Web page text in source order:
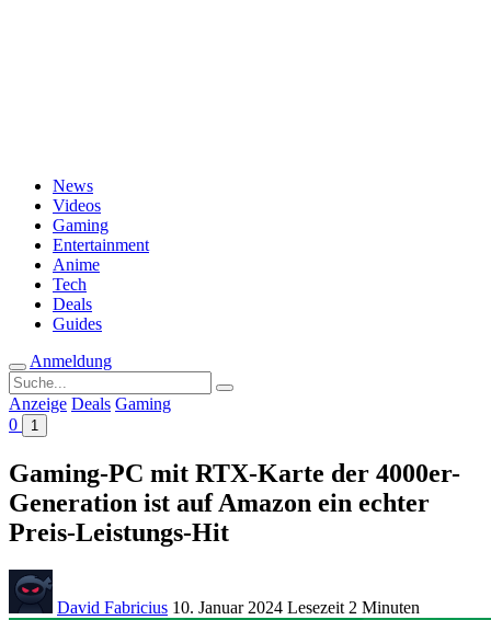
News
Videos
Gaming
Entertainment
Anime
Tech
Deals
Guides
Anmeldung
Suche
nach:
Anzeige Deals Gaming
0
1
Gaming-PC mit RTX-Karte der 4000er-
Generation ist auf Amazon ein echter
Preis-Leistungs-Hit
David Fabricius 10. Januar 2024 Lesezeit 2 Minuten